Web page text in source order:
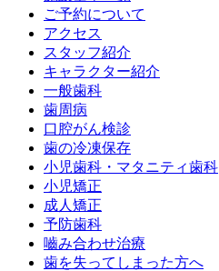
ご予約について
アクセス
スタッフ紹介
キャラクター紹介
一般歯科
歯周病
口腔がん検診
歯の冷凍保存
小児歯科・マタニティ歯科
小児矯正
成人矯正
予防歯科
嚙み合わせ治療
歯を失ってしまった方へ